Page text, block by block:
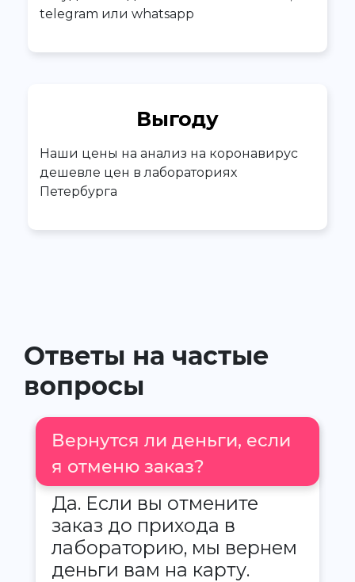
telegram или whatsapp
Выгоду
Наши цены на анализ на коронавирус
дешевле цен в лабораториях
Петербурга
Ответы на частые
вопросы
Вернутся ли деньги, если
я отменю заказ?
Да. Если вы отмените
заказ до прихода в
лабораторию, мы вернем
деньги вам на карту.